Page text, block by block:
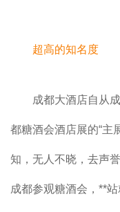
超高的知名度
成都大酒店自从
都糖酒会酒店展的“主
知，无人不晓，去声
成都参观糖酒会，**